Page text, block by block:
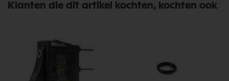
Klanten die dit artikel kochten, kochten ook